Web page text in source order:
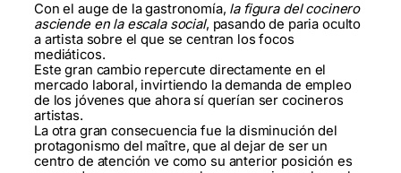
Con el auge de la gastronomía, la figura del cocinero
asciende en la escala social, pasando de paria oculto
a artista sobre el que se centran los focos
mediáticos.
Este gran cambio repercute directamente en el
mercado laboral, invirtiendo la demanda de empleo
de los jóvenes que ahora sí querían ser cocineros
artistas.
La otra gran consecuencia fue la disminución del
protagonismo del maître, que al dejar de ser un
centro de atención ve como su anterior posición es